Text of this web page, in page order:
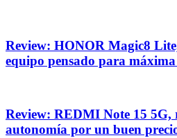
Review: HONOR Magic8
equipo pensado para máxima
Review: REDMI Note 15 5G,
autonomía por un buen